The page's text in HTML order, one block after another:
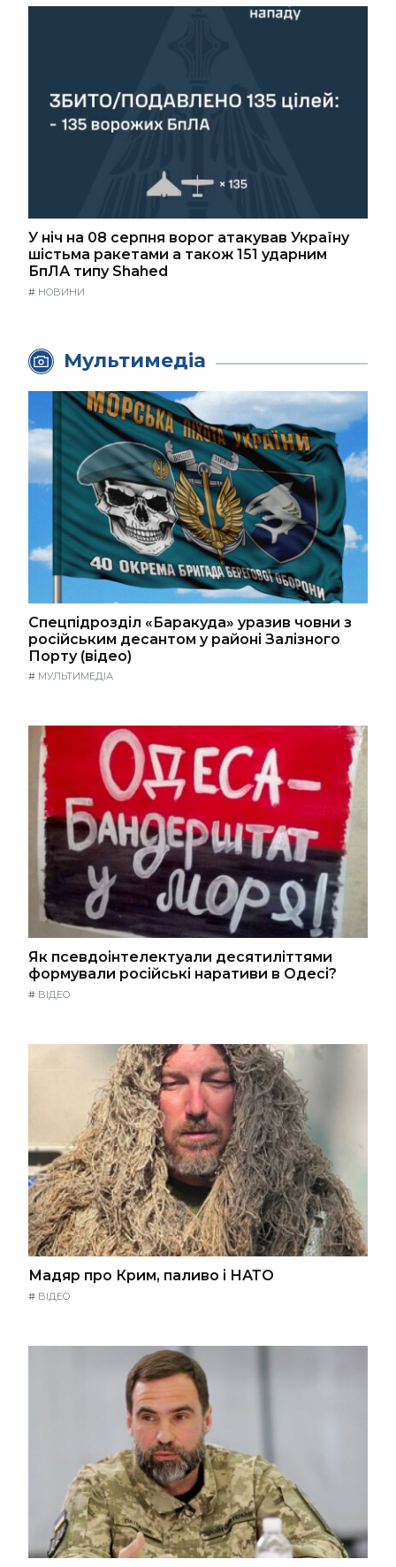
У ніч на 08 серпня ворог атакував Україну
шістьма ракетами а також 151 ударним
БпЛА типу Shahed
# НОВИНИ
Мультимедіа
Спецпідрозділ «Баракуда» уразив човни з
російським десантом у районі Залізного
Порту (відео)
# МУЛЬТИМЕДІА
Як псевдоінтелектуали десятиліттями
формували російські наративи в Одесі?
# ВІДЕО
Мадяр про Крим, паливо і НАТО
# ВІДЕО